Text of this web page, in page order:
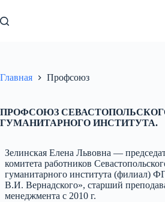
к
сути
Главная Профсоюз
ПРОФСОЮЗ
ГУМАНИТАРНОГО ИНСТИТУТА.
Зелинская Елена Львовна —
комитета работников
гуманитарного института
В.И. Вернадского», старший
менеджмента с 2010 г.